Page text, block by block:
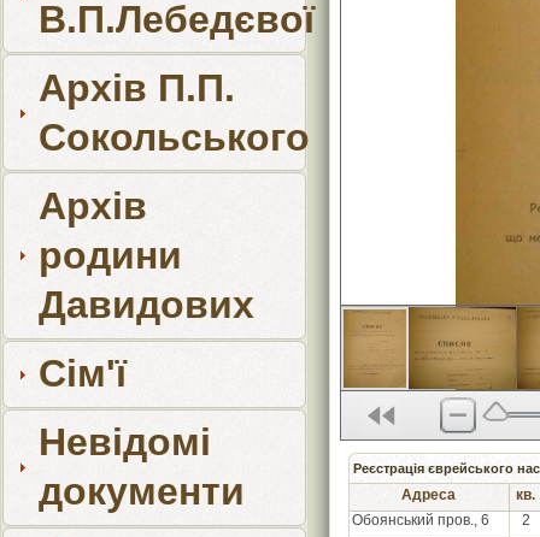
В.П.Лебедєвої
Архів П.П.
Сокольського
Архів
родини
Давидових
Сім'ї
Невідомі
документи
Реєстрація єврейського
Адреса
кв.
Обоянський пров., 6
2